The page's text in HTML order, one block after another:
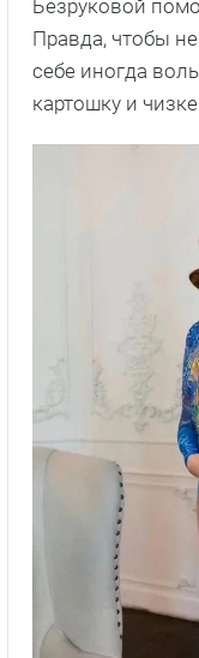
Безруковой
Правда, чтобы
себе иногда
картошку и